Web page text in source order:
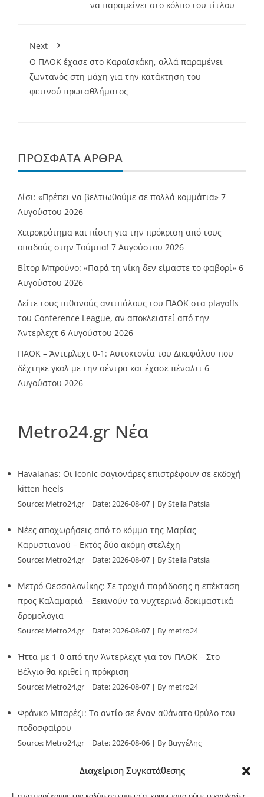
Διαχείριση Συγκατάθεσης
να παραμείνει στο κόλπο του τίτλου
Next
Ο ΠΑΟΚ έχασε στο Καραϊσκάκη, αλλά παραμένει
ζωντανός στη μάχη για την κατάκτηση του
φετινού πρωταθλήματος
ΠΡΌΣΦΑΤΑ ΆΡΘΡΑ
Λίσι: «Πρέπει να βελτιωθούμε σε πολλά κομμάτια» 7
Αυγούστου 2026
Χειροκρότημα και πίστη για την πρόκριση από τους
οπαδούς στην Τούμπα! 7 Αυγούστου 2026
Βίτορ Μπρούνο: «Παρά τη νίκη δεν είμαστε το φαβορί» 6
Αυγούστου 2026
Δείτε τους πιθανούς αντιπάλους του ΠΑΟΚ στα playoffs
του Conference League, αν αποκλειστεί από την
Άντερλεχτ 6 Αυγούστου 2026
ΠΑΟΚ – Άντερλεχτ 0-1: Αυτοκτονία του Δικεφάλου που
δέχτηκε γκολ με την σέντρα και έχασε πέναλτι 6
Αυγούστου 2026
Metro24.gr Νέα
Havaianas: Οι iconic σαγιονάρες επιστρέφουν σε εκδοχή
kitten heels
Source: Metro24.gr Date: 2026-08-07 By Stella Patsia
Νέες αποχωρήσεις από το κόμμα της Μαρίας
Καρυστιανού – Εκτός δύο ακόμη στελέχη
Source: Metro24.gr Date: 2026-08-07 By Stella Patsia
Μετρό Θεσσαλονίκης: Σε τροχιά παράδοσης η επέκταση
προς Καλαμαριά – Ξεκινούν τα νυχτερινά δοκιμαστικά
δρομολόγια
Source: Metro24.gr Date: 2026-08-07 By metro24
Ήττα με 1-0 από την Άντερλεχτ για τον ΠΑΟΚ – Στο
Βέλγιο θα κριθεί η πρόκριση
Source: Metro24.gr Date: 2026-08-07 By metro24
Φράνκο Μπαρέζι: Το αντίο σε έναν αθάνατο θρύλο του
ποδοσφαίρου
Source: Metro24.gr Date: 2026-08-06
By Βαγγέλης